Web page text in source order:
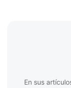
En sus